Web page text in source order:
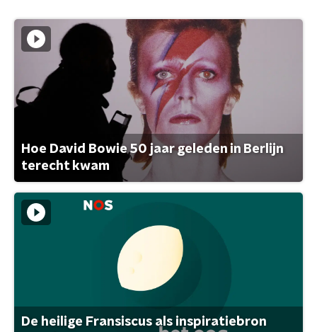
Hoe David Bowie 50 jaar geleden in Berlijn
terecht kwam
De heilige Fransiscus als inspiratiebron